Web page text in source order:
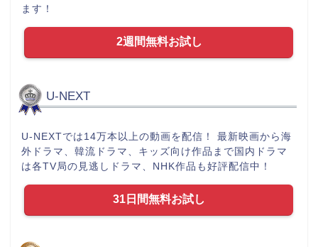
ます！
2週間無料お試し
U-NEXT
U-NEXTでは14万本以上の動画を配信！ 最新映画から海
外ドラマ、韓流ドラマ、キッズ向け作品まで国内ドラマ
は各TV局の見逃しドラマ、NHK作品も好評配信中！
31日間無料お試し